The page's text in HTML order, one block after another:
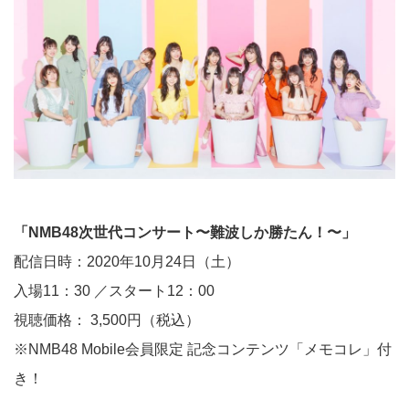
「NMB48次世代コンサート〜難波しか勝たん！〜」
配信日時：2020年10月24日（土）
入場11：30 ／スタート12：00
視聴価格： 3,500円（税込）
※NMB48 Mobile会員限定 記念コンテンツ「メモコレ」付
き！